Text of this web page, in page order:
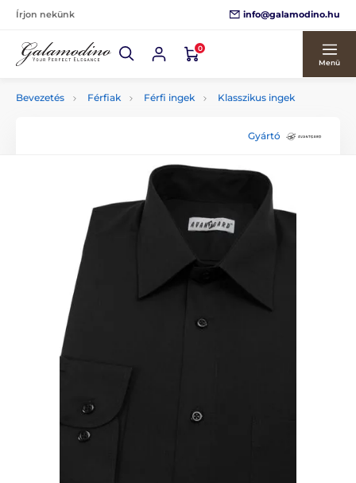
Írjon nekünk info@galamodino.hu
0
Menü
Bevezetés Férfiak Férfi ingek Klasszikus ingek
Gyártó